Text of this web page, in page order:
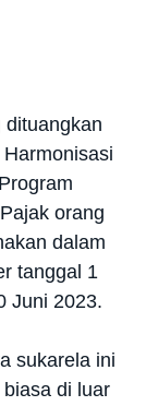
dituangkan
orang
dalam
tanggal 1
Juni 2023.
sukarela ini
di luar